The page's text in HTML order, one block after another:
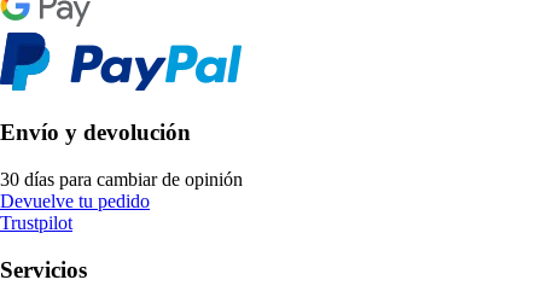
Envío y devolución
30 días para cambiar de opinión
Devuelve tu pedido
Trustpilot
Servicios